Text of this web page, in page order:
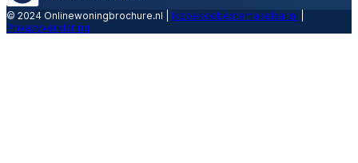
© 2024 Onlinewoningbrochure.nl | Ikzoekdebestemakelaar.nl
Privacyverklaring